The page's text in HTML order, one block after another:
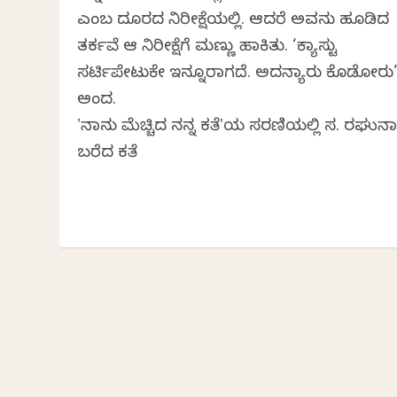
ಎಂಬ ದೂರದ ನಿರೀಕ್ಷೆಯಲ್ಲಿ. ಆದರೆ ಅವನು ಹೂಡಿದ
ತರ್ಕವೆ ಆ ನಿರೀಕ್ಷೆಗೆ ಮಣ್ಣು ಹಾಕಿತು. ‘ಕ್ಯಾಸ್ಟು
ಸರ್ಟಿಪೇಟುಕೇ ಇನ್ನೂರಾಗದೆ. ಅದನ್ಯಾರು
ಅಂದ.
ʼನಾನು ಮೆಚ್ಚಿದ ನನ್ನ ಕತೆʼಯ ಸರಣಿಯಲ್ಲಿ ಸ.
ಬರೆದ ಕತೆ